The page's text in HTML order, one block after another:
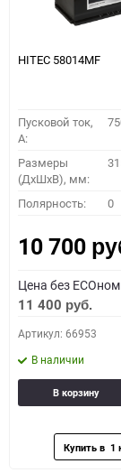
HITEC 58014MF
Пусковой ток,
A:
Размеры
(ДхШхВ), мм:
Полярность: 0
10 700
Цена без
11 400 руб.
Артикул: 66953
В наличии
В корзину